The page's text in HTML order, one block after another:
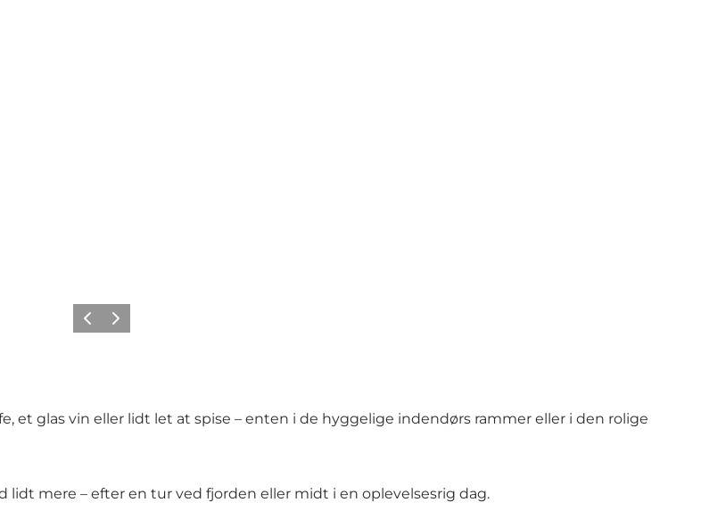
ForrigeNeste
glas vin eller lidt let at spise – enten i de hyggelige indendørs rammer eller i den rolige
mere – efter en tur ved fjorden eller midt i en oplevelsesrig dag.